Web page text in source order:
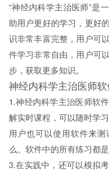
“神经内科学主治医师”是
助用户更好的学习，更好
识非常丰富完整，用户可
件学习非常自由，用户可
步，获取更多知识。
神经内科学主治医师
1.神经内科学主治医师软
解实时课程，可以随时学习
用户也可以使用软件来
么。软件中的所有练习都是
3.在实践中，还可以模拟